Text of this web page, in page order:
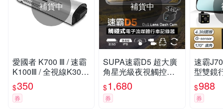
補貨中
愛國者 K700 Ⅲ / 速霸
K100Ⅲ / 全視線K300
Ⅲ 專用鋰電池
$350
券
補貨中
SUPA速霸D5 超大廣
角星光級夜視觸控電
子流媒體後視鏡行車
記錄器-快
$1,680
券
速霸
型雙鏡
$988
券